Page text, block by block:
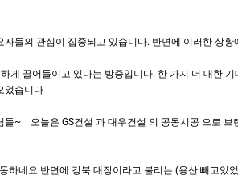
들의 관심이 집중되고 있습니다. 반면에 이러한 상
끌어들이고 있다는 방증입니다. 한 가지 더 대한 기
었습니다
~ ​ ​ ​ 오늘은 GS건설 과 대우건설 의 공동시공 으로
하네요 반면에 강북 대장이라고 불리는 (용산 빼고있